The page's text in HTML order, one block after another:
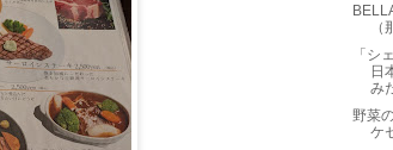
「シ
日
み
野菜
ケ